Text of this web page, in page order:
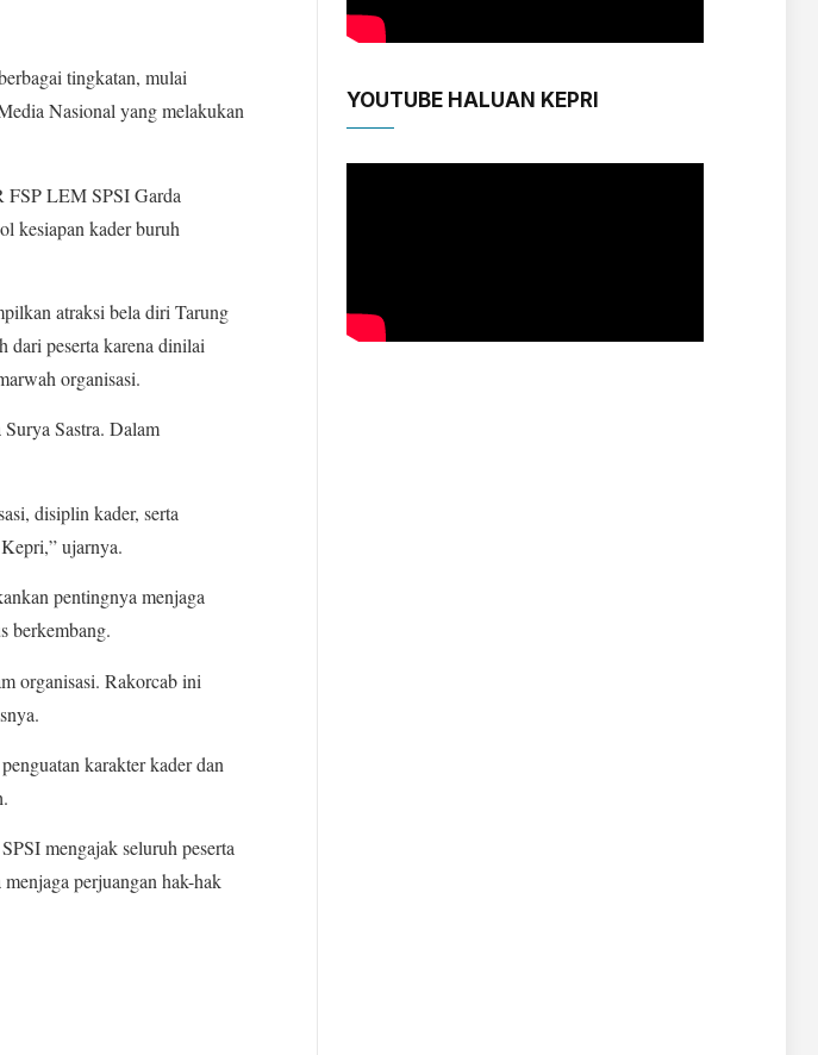
tingkatan, mulai
Nasional yang melakukan
FSP LEM SPSI Garda
kesiapan kader buruh
atraksi bela diri Tarung
dari peserta karena dinilai
organisasi.
Sastra. Dalam
disiplin kader, serta
ujarnya.
pentingnya menjaga
berkembang.
organisasi. Rakorcab ini
karakter kader dan
mengajak seluruh peserta
perjuangan hak-hak
YOUTUBE HALUAN KEPRI